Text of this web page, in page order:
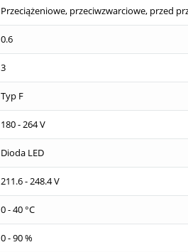
Przeciążeniowe, przeciwzwarciowe, przed
0.6
3
Typ F
180 - 264 V
Dioda LED
211.6 - 248.4 V
0 - 40 °C
0 - 90 %